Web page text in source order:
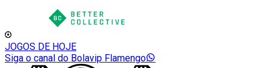
JOGOS DE HOJE
Siga o canal do Bolavip Flamengo